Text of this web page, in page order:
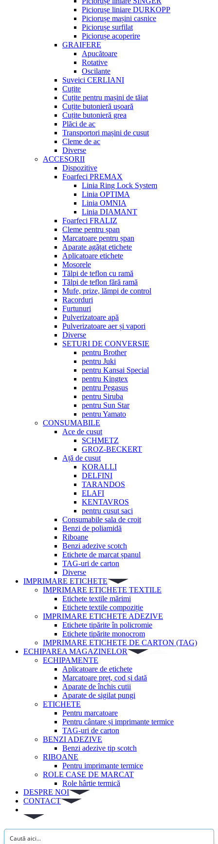
Piciorușe liniare DURKOPP
Piciorușe mașini casnice
Piciorușe surfilat
Piciorușe acoperire
GRAIFERE
Apucătoare
Rotative
Oscilante
Suveici CERLIANI
Cuțite
Cuțite pentru mașini de tăiat
Cuțite butonieră ușoară
Cuțite butonieră grea
Plăci de ac
Transportori mașini de cusut
Cleme de ac
Diverse
ACCESORII
Dispozitive
Foarfeci PREMAX
Linia Ring Lock System
Linia OPTIMA
Linia OMNIA
Linia DIAMANT
Foarfeci FRALIZ
Cleme pentru șpan
Marcatoare pentru șpan
Aparate agățat etichete
Aplicatoare etichete
Mosorele
Tălpi de teflon cu ramă
Tălpi de teflon fără ramă
Mufe, prize, lămpi de control
Racorduri
Furtunuri
Pulverizatoare apă
Pulverizatoare aer și vapori
Diverse
SETURI DE CONVERSIE
pentru Brother
pentru Juki
pentru Kansai Special
pentru Kingtex
pentru Pegasus
pentru Siruba
pentru Sun Star
pentru Yamato
CONSUMABILE
Ace de cusut
SCHMETZ
GROZ-BECKERT
Ață de cusut
KORALLI
DELFINI
TARANDOS
ELAFI
KENTAVROS
pentru cusut saci
Consumabile sala de croit
Benzi de poliamidă
Riboane
Benzi adezive scotch
Etichete de marcat șpanul
TAG-uri de carton
Diverse
IMPRIMARE ETICHETE
IMPRIMARE ETICHETE TEXTILE
Etichete textile mărimi
Etichete textile compoziție
IMPRIMARE ETICHETE ADEZIVE
Etichete tipărite în policromie
Etichete tipărite monocrom
IMPRIMARE ETICHETE DE CARTON (TAG)
ECHIPAREA MAGAZINELOR
ECHIPAMENTE
Aplicatoare de etichete
Marcatoare preț, cod și dată
Aparate de închis cutii
Aparate de sigilat pungi
ETICHETE
Pentru marcatoare
Pentru cântare și imprimante termice
TAG-uri de carton
BENZI ADEZIVE
Benzi adezive tip scotch
RIBOANE
Pentru imprimante termice
ROLE CASE DE MARCAT
Role hârtie termică
DESPRE NOI
CONTACT